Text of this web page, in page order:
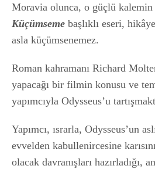
Moravia olunca, o güçlü kalemin
Küçümseme başlıklı eseri,
asla küçümsenemez.
Roman kahramanı Richard
yapacağı bir filmin konusu ve
yapımcıyla Odysseus’u
Yapımcı, ısrarla, Odysseus’un
evvelden kabullenircesine
olacak davranışları hazırladığı,